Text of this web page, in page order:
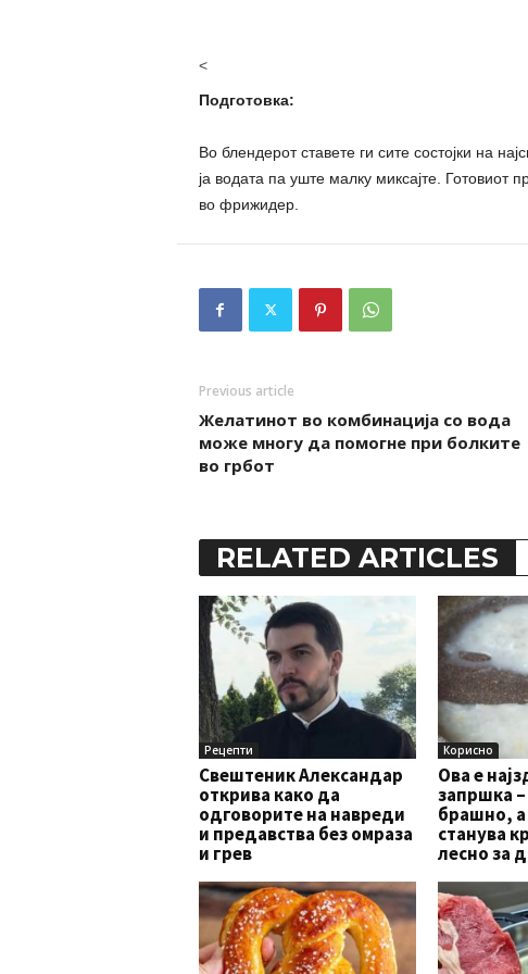
<
Подготовка:
Во блендерот ставете ги сите состојки на
ја водата па уште малку миксајте. Готовиот
во фрижидер.
Previous article
Желатинот во комбинација со вода
може многу да помогне при болките
во грбот
RELATED ARTICLES
Рецепти
Свештеник Александар
открива како да
одговорите на навреди
и предавства без омраза
и грев
Корисно
Ова е
запршка
брашно, а
станува
лесно за